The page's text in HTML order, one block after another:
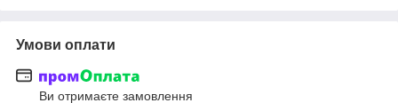
Умови оплати
Ви отримаєте замовлення